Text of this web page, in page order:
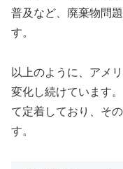
普及など、廃棄物問
す。
以上のように、アメ
変化し続けています
て定着しており、そ
す。